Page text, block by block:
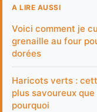
A LIRE AUSSI
Voici comment je
grenaille au four
dorées
Haricots verts :
plus savoureux que
pourquoi